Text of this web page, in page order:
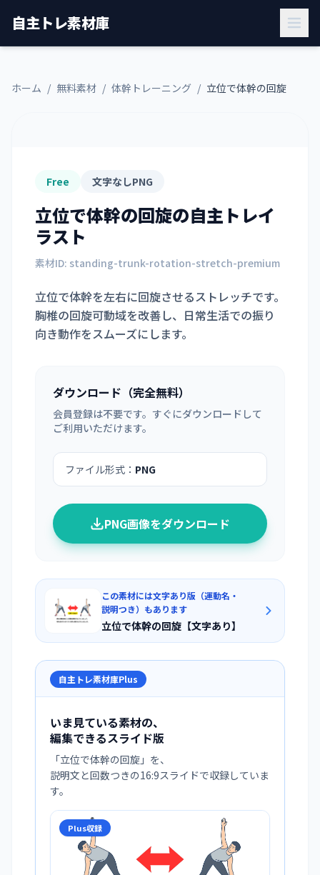
自主トレ素材庫
ホーム / 無料素材 / 体幹トレーニング / 立位で体幹の回旋
Free 文字なしPNG
立位で体幹の回旋の自主トレイ
ラスト
素材ID: standing-trunk-rotation-stretch-premium
立位で体幹を左右に回旋させるストレッチです。
胸椎の回旋可動域を改善し、日常生活での振り
向き動作をスムーズにします。
ダウンロード（完全無料）
会員登録は不要です。すぐにダウンロードして
ご利用いただけます。
ファイル形式： PNG
PNG画像をダウンロード
この素材には文字あり版（運動名・
説明つき）もあります
立位で体幹の回旋【文字あり】
自主トレ素材庫Plus
いま見ている素材の、
編集できるスライド版
「立位で体幹の回旋 」を、
説明文と回数つきの16:9スライドで収録していま
す。
Plus収録